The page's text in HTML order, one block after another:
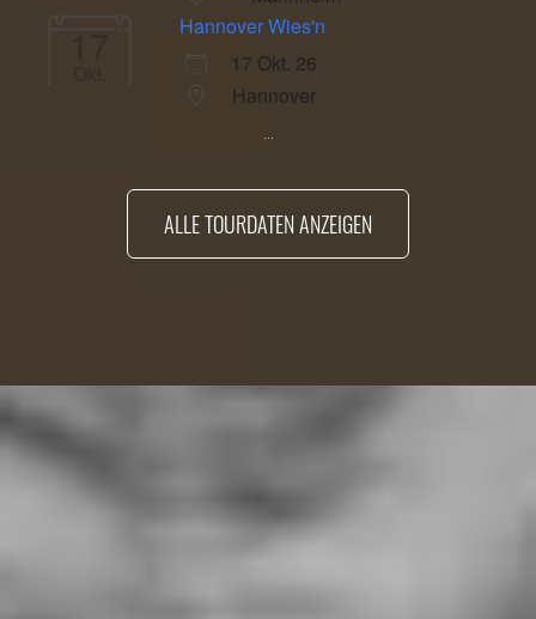
17
Hannover Wies'n
17 Okt. 26
Hannover
...
ALLE TOURDATEN ANZEIGEN